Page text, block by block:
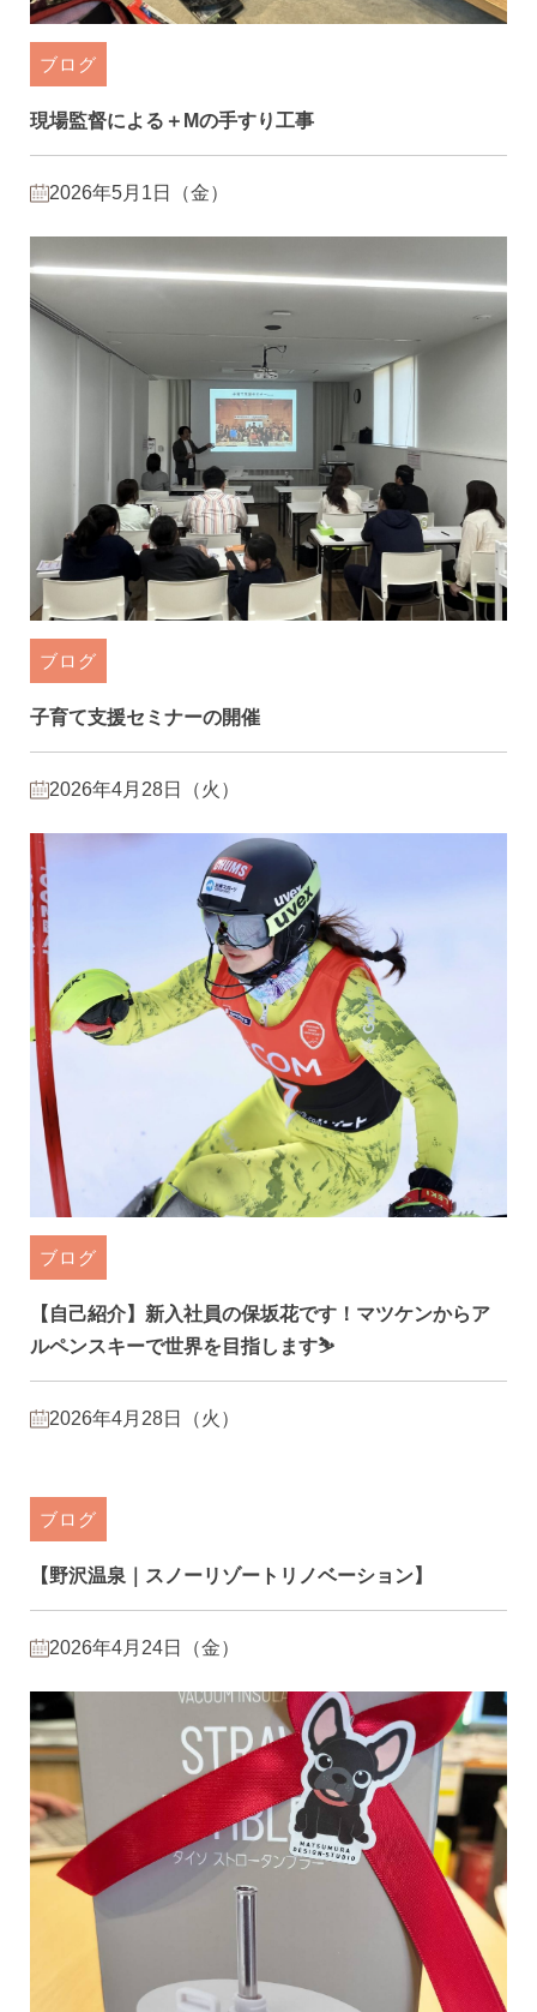
ブログ
現場監督による＋Mの手すり工事
2026年5月1日（金）
ブログ
子育て支援セミナーの開催
2026年4月28日（火）
ブログ
【自己紹介】新入社員の保坂花です！マツケンからア
ルペンスキーで世界を目指します⛷️
2026年4月28日（火）
ブログ
【野沢温泉｜スノーリゾートリノベーション】
2026年4月24日（金）